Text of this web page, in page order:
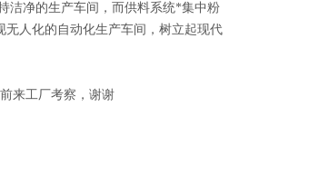
净的生产车间，而供料系统*集中粉
人化的自动化生产车间，树立起现代
来工厂考察，谢谢